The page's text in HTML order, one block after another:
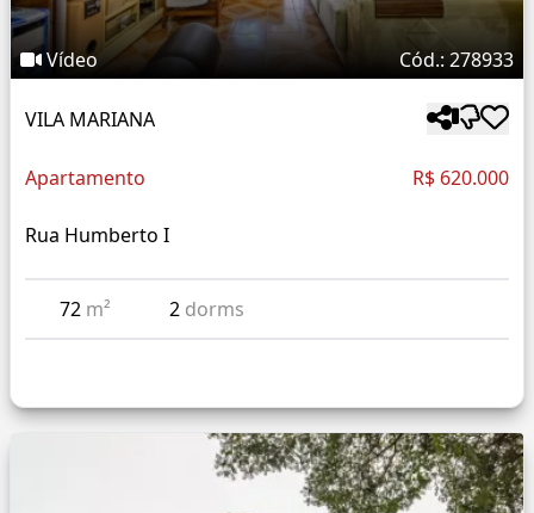
Vídeo Cód.: 278933
VILA MARIANA
Apartamento R$ 620.000
Rua Humberto I
72 m² 2 dorms